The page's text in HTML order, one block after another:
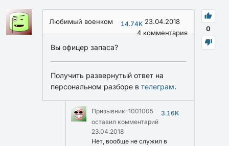
0
Любимый военком 14.74K 23.04.2018
4комментария
Вы офицер запаса?
Получить развернутый ответ на
персональном разборе в телеграм.
Призывник-1001005
3.16K
оставил комментарий
23.04.2018
Нет, вообще не служил в